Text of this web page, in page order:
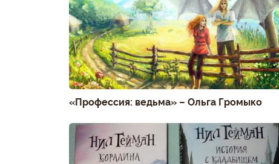
«Профессия: ведьма» – Ольга Громыко